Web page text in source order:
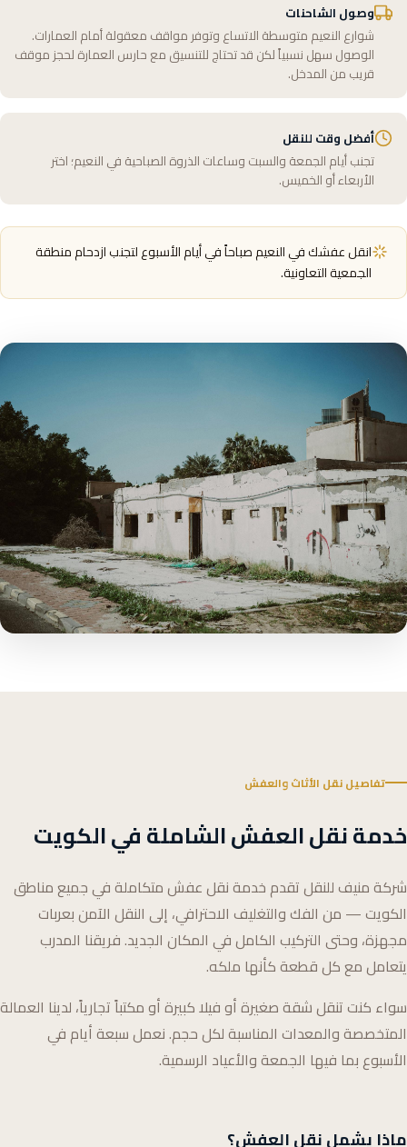
وصول الشاحنات
شوارع النعيم متوسطة الاتساع وتوفر مواقف معقولة أمام العمارات.
الوصول سهل نسبياً لكن قد تحتاج للتنسيق مع حارس العمارة لحجز موقف
قريب من المدخل.
أفضل وقت للنقل
تجنب أيام الجمعة والسبت وساعات الذروة الصباحية في النعيم؛ اختر
الأربعاء أو الخميس.
انقل عفشك في النعيم صباحاً في أيام الأسبوع لتجنب ازدحام منطقة
الجمعية التعاونية.
تفاصيل نقل الأثاث والعفش
خدمة نقل العفش الشاملة في الكويت
شركة منيف للنقل تقدم خدمة نقل عفش متكاملة في جميع مناطق
الكويت — من الفك والتغليف الاحترافي، إلى النقل الآمن بعربات
مجهزة، وحتى التركيب الكامل في المكان الجديد. فريقنا المدرب
يتعامل مع كل قطعة كأنها ملكه.
سواء كنت تنقل شقة صغيرة أو فيلا كبيرة أو مكتباً تجارياً، لدينا العمالة
المتخصصة والمعدات المناسبة لكل حجم. نعمل سبعة أيام في
الأسبوع بما فيها الجمعة والأعياد الرسمية.
ماذا يشمل نقل العفش؟